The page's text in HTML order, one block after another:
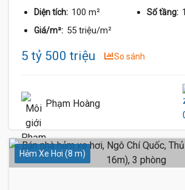
Diện tích: 100 m² Số tầng:
Giá/m²: 55 triệu/m²
5 tỷ 500 triệu So sánh
Phạm Hoàng
Hẻm Xe Hơi (8 m)